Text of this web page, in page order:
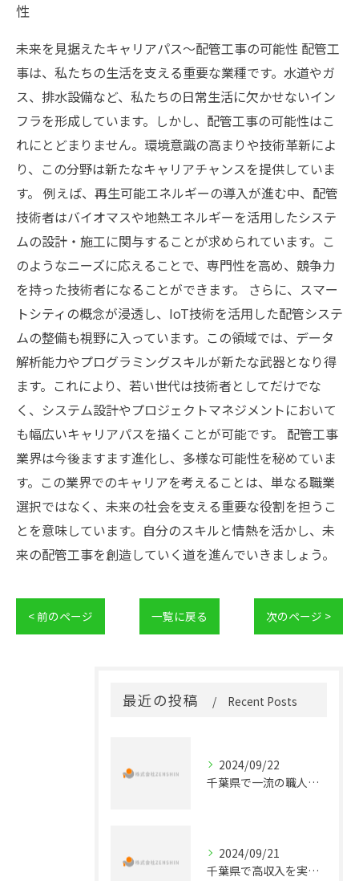
性
未来を見据えたキャリアパス〜配管工事の可能性 配管工
事は、私たちの生活を支える重要な業種です。水道やガ
ス、排水設備など、私たちの日常生活に欠かせないイン
フラを形成しています。しかし、配管工事の可能性はこ
れにとどまりません。環境意識の高まりや技術革新によ
り、この分野は新たなキャリアチャンスを提供していま
す。 例えば、再生可能エネルギーの導入が進む中、配管
技術者はバイオマスや地熱エネルギーを活用したシステ
ムの設計・施工に関与することが求められています。こ
のようなニーズに応えることで、専門性を高め、競争力
を持った技術者になることができます。 さらに、スマー
トシティの概念が浸透し、IoT技術を活用した配管システ
ムの整備も視野に入っています。この領域では、データ
解析能力やプログラミングスキルが新たな武器となり得
ます。これにより、若い世代は技術者としてだけでな
く、システム設計やプロジェクトマネジメントにおいて
も幅広いキャリアパスを描くことが可能です。 配管工事
業界は今後ますます進化し、多様な可能性を秘めていま
す。この業界でのキャリアを考えることは、単なる職業
選択ではなく、未来の社会を支える重要な役割を担うこ
とを意味しています。自分のスキルと情熱を活かし、未
来の配管工事を創造していく道を進んでいきましょう。
< 前のページ 一覧に戻る 次のページ >
最近の投稿 Recent Posts
2024/09/22
千葉県で一流の職人を目指す！未経験から始める配管工事正社員の道
2024/09/21
千葉県で高収入を実現する！配管工事の正社員求人情報